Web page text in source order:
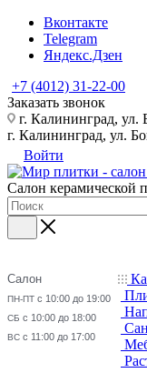
Вконтакте
Telegram
Яндекс.Дзен
+7 (4012) 31-22-00
Заказать звонок
г. Калининград,
г. Калининград, ул.
Войти
Салон керамической
Салон
ПН-ПТ с 10:00 до 19:00
СБ с 10:00 до 18:00
ВС с 11:00 до 17:00